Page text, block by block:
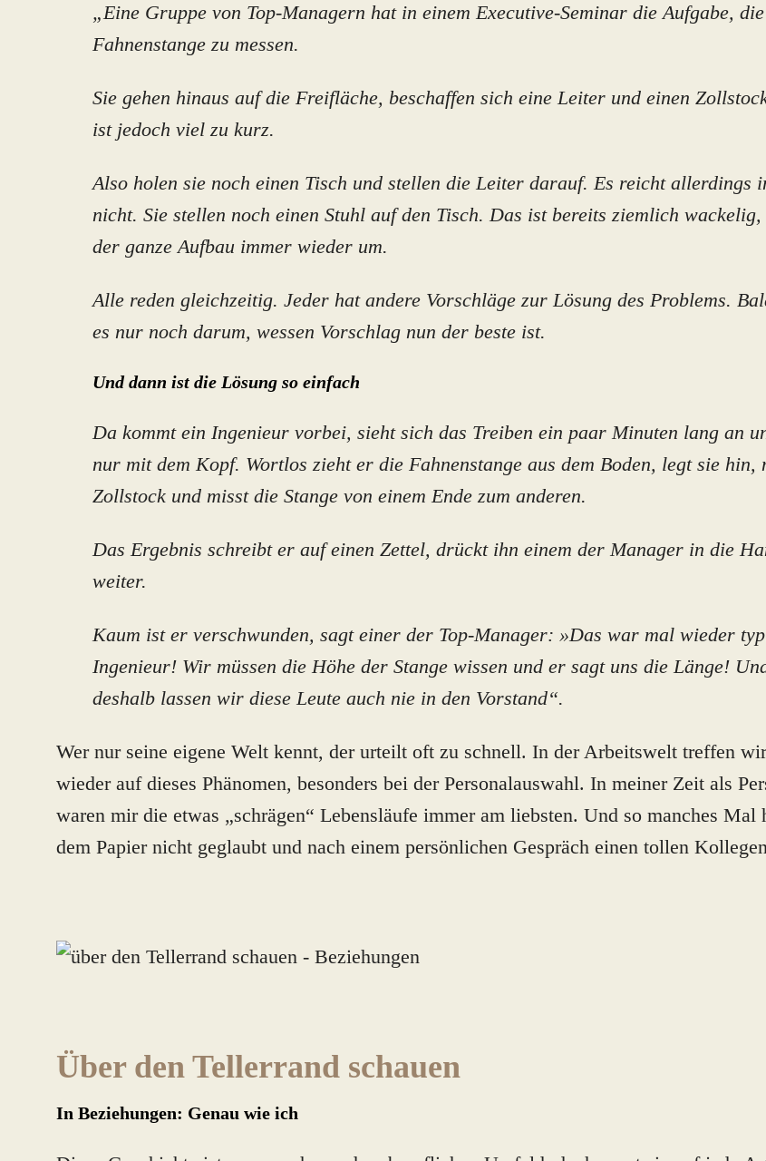
„Eine Gruppe von Top-Managern hat in einem Executive-Seminar die Aufgabe,
Fahnenstange zu messen.
Sie gehen hinaus auf die Freifläche, beschaffen sich eine Leiter und einen
ist jedoch viel zu kurz.
Also holen sie noch einen Tisch und stellen die Leiter darauf. Es reicht allerdings
nicht. Sie stellen noch einen Stuhl auf den Tisch. Das ist bereits ziemlich
der ganze Aufbau immer wieder um.
Alle reden gleichzeitig. Jeder hat andere Vorschläge zur Lösung des Problems.
es nur noch darum, wessen Vorschlag nun der beste ist.
Und dann ist die Lösung so einfach
Da kommt ein Ingenieur vorbei, sieht sich das Treiben ein paar Minuten lang an
nur mit dem Kopf. Wortlos zieht er die Fahnenstange aus dem Boden, legt sie hin,
Zollstock und misst die Stange von einem Ende zum anderen.
Das Ergebnis schreibt er auf einen Zettel, drückt ihn einem der Manager in die
weiter.
Kaum ist er verschwunden, sagt einer der Top-Manager: »Das war mal wieder
Ingenieur! Wir müssen die Höhe der Stange wissen und er sagt uns die Länge!
deshalb lassen wir diese Leute auch nie in den Vorstand“.
Wer nur seine eigene Welt kennt, der urteilt oft zu schnell. In der Arbeitswelt treffen
wieder auf dieses Phänomen, besonders bei der Personalauswahl. In meiner Zeit als
waren mir die etwas „schrägen“ Lebensläufe immer am liebsten. Und so manches Mal
dem Papier nicht geglaubt und nach einem persönlichen Gespräch einen tollen
Über den Tellerrand schauen
In Beziehungen: Genau wie ich